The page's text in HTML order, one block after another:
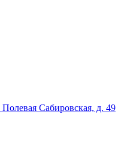
Сабировская, д. 49